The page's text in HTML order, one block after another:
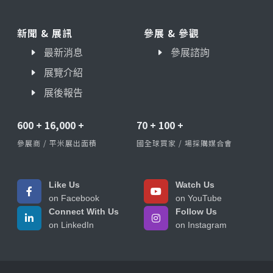
新聞 & 展訊
最新消息
展覽介紹
展後報告
參展 & 參觀
參展諮詢
600 + 16,000 +
參展商 / 平米展出面積
70 + 100 +
國全球買家 / 場採購媒合會
Like Us
on Facebook
Watch Us
on YouTube
Connect With Us
on LinkedIn
Follow Us
on Instagram